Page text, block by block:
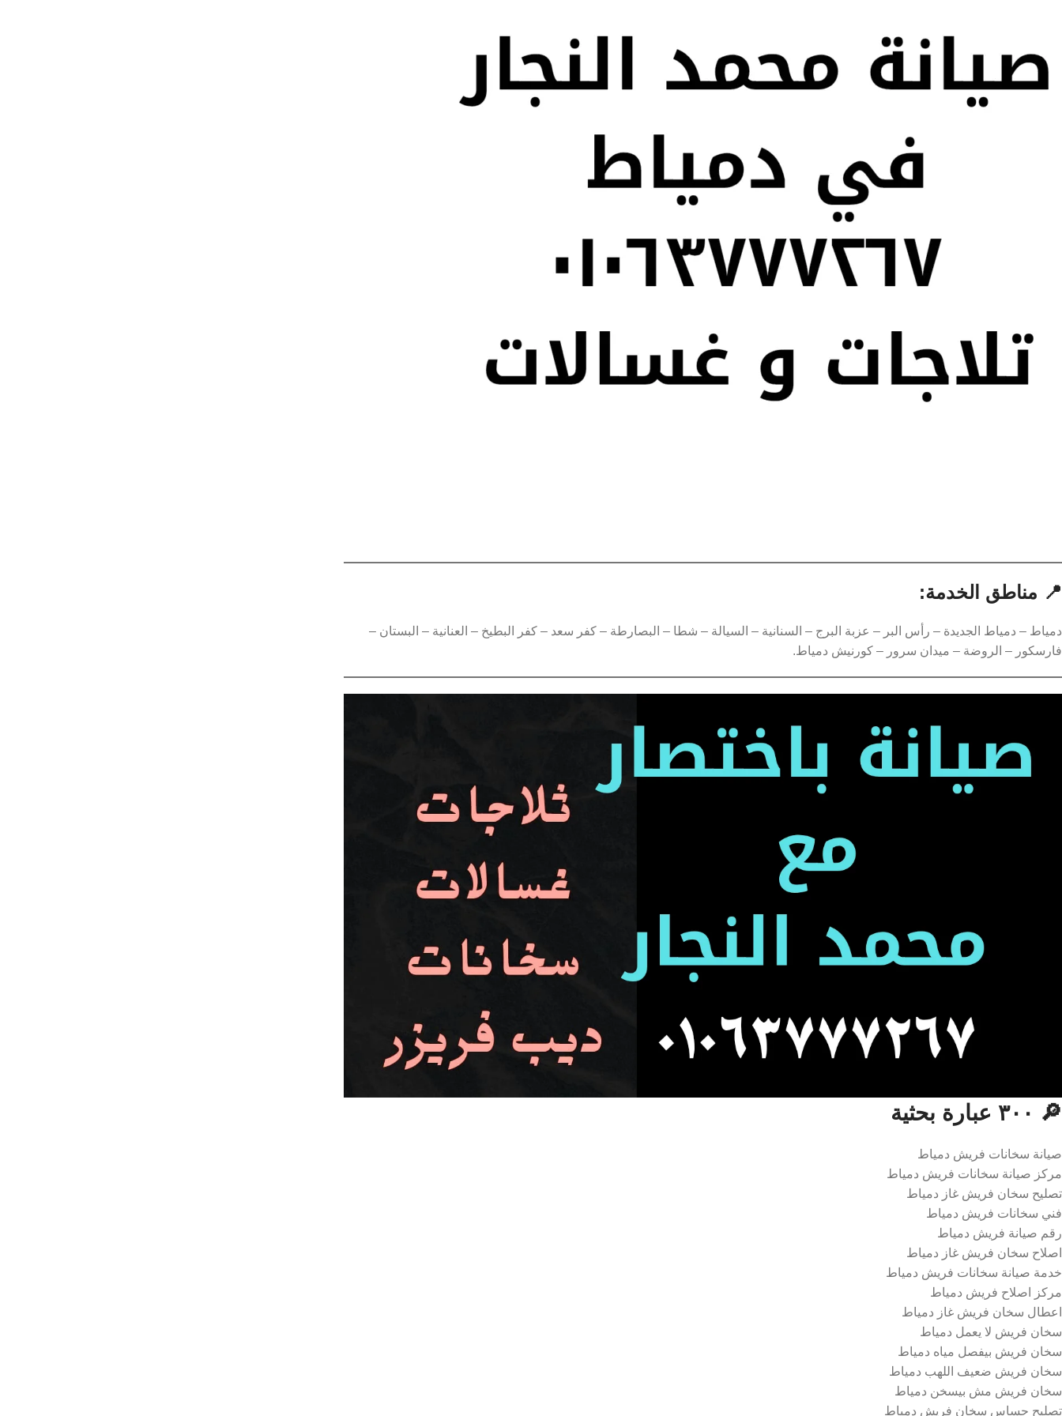
📍 مناطق الخدمة:
دمياط – دمياط الجديدة – رأس البر – عزبة البرج – السنانية – السيالة – شطا – البصارطة – كفر سعد – كفر البطيخ – العنانية – البستان –
فارسكور – الروضة – ميدان سرور – كورنيش دمياط.
🔎 ٣٠٠ عبارة بحثية
صيانة سخانات فريش دمياط
مركز صيانة سخانات فريش دمياط
تصليح سخان فريش غاز دمياط
فني سخانات فريش دمياط
رقم صيانة فريش دمياط
اصلاح سخان فريش غاز دمياط
خدمة صيانة سخانات فريش دمياط
مركز اصلاح فريش دمياط
اعطال سخان فريش غاز دمياط
سخان فريش لا يعمل دمياط
سخان فريش بيفصل مياه دمياط
سخان فريش ضعيف اللهب دمياط
سخان فريش مش بيسخن دمياط
تصليح حساس سخان فريش دمياط